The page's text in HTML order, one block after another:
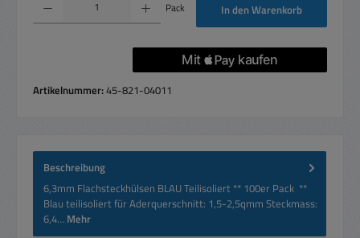
Pack In den Warenkorb
Artikelnummer:45-821-04011
Beschreibung
6,3mm Flachsteckhülsen BLAU Teilisoliert ** 100er Pack **
Blau teilisoliert für Aderquerschnitt: 1,5-2,5qmm Steckmass:
6,4… Mehr